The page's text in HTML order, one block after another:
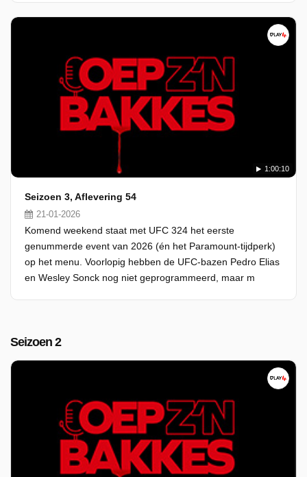
1:00:10
Seizoen 3, Aflevering 54
21-01-2026
Komend weekend staat met UFC 324 het eerste
genummerde event van 2026 (én het Paramount-tijdperk)
op het menu. Voorlopig hebben de UFC-bazen Pedro Elias
en Wesley Sonck nog niet geprogrammeerd, maar m
Seizoen 2